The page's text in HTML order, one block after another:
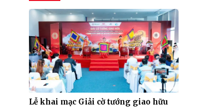
Lễ khai mạc Giải cờ tướng giao hữu